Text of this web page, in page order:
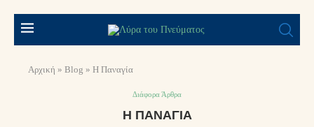
Αρχική » Blog » Η Παναγία
Διάφορα Άρθρα
Η ΠΑΝΑΓΊΑ